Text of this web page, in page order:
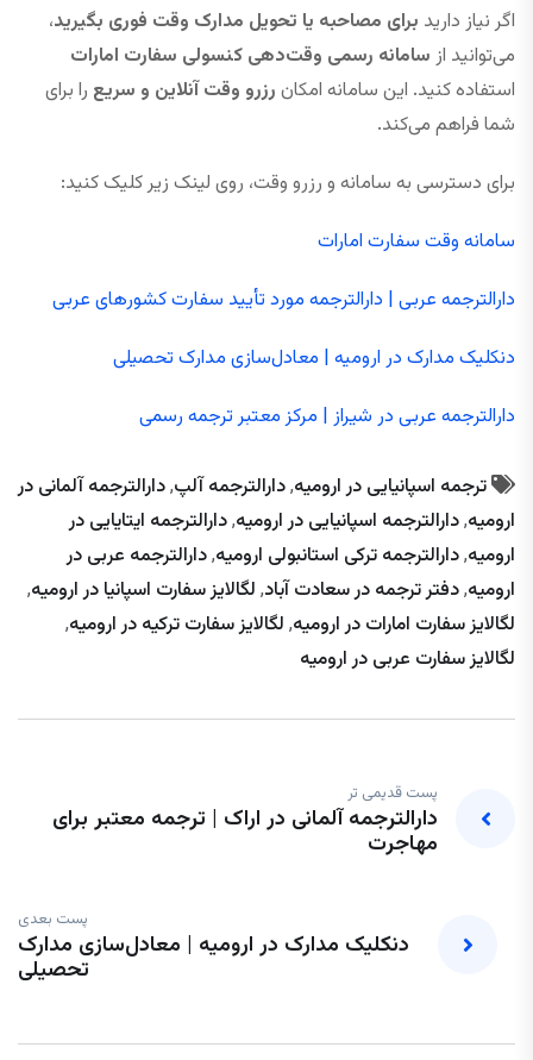
اگر نیاز دارید برای مصاحبه یا تحویل مدارک وقت فوری بگیرید،
می‌توانید از سامانه رسمی وقت‌دهی کنسولی سفارت امارات
استفاده کنید. این سامانه امکان رزرو وقت آنلاین و سریع را برای
شما فراهم می‌کند.
برای دسترسی به سامانه و رزرو وقت، روی لینک زیر کلیک کنید:
سامانه وقت سفارت امارات
دارالترجمه عربی | دارالترجمه مورد تأیید سفارت کشورهای عربی
دنکلیک مدارک در ارومیه | معادل‌سازی مدارک تحصیلی
دارالترجمه عربی در شیراز | مرکز معتبر ترجمه رسمی
ترجمه اسپانیایی در ارومیه,دارالترجمه آلپ,دارالترجمه آلمانی در
ارومیه,دارالترجمه اسپانیایی در ارومیه,دارالترجمه ایتایایی در
ارومیه,دارالترجمه ترکی استانبولی ارومیه,دارالترجمه عربی در
ارومیه,دفتر ترجمه در سعادت آباد, لگالایز سفارت اسپانیا در ارومیه,
لگالایز سفارت امارات در ارومیه, لگالایز سفارت ترکیه در ارومیه,
لگالایز سفارت عربی در ارومیه
پست قدیمی تر
دارالترجمه آلمانی در اراک | ترجمه معتبر برای
مهاجرت
پست بعدی
دنکلیک مدارک در ارومیه | معادل‌سازی مدارک
تحصیلی